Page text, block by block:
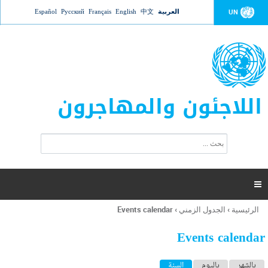
Jump to navigation UN العربية 中文
English
Français
Русский
Español
اللاجئون والمهاجرون
ت
ر
ل
ح
ب

أنت
هنا
الرئيسية › الجدول الزمني ›
Events calendar
Events calendar